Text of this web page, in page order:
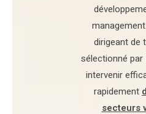
dirigeant de
sélectionné par
intervenir
rapidement
secteurs